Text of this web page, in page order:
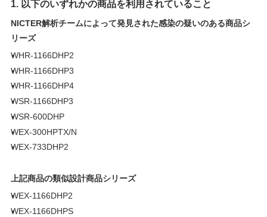
1. 以下のいずれかの商品を利用されていること
NICTER解析チームによって発見された感染の疑いのある商品シ
リーズ
WHR-1166DHP2
WHR-1166DHP3
WHR-1166DHP4
WSR-1166DHP3
WSR-600DHP
WEX-300HPTX/N
WEX-733DHP2
上記商品の類似設計商品シリーズ
WEX-1166DHP2
WEX-1166DHPS